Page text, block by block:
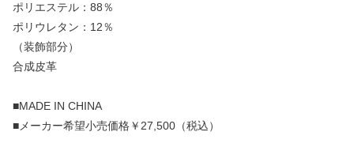
ポリエステル：88％
ポリウレタン：12％
（装飾部分）
合成皮革
■MADE IN CHINA
■メーカー希望小売価格￥27,500（税込）